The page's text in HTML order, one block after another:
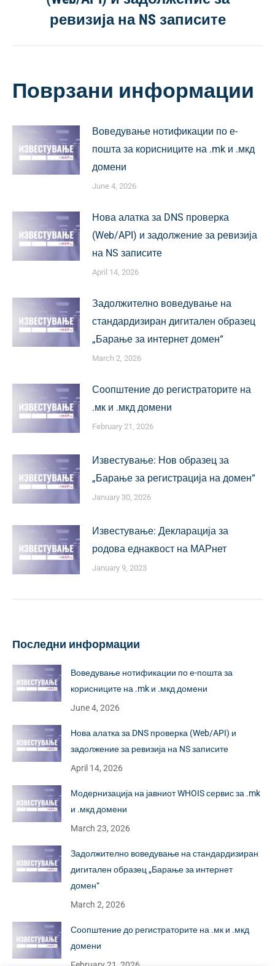
post:
ревизија на NS записите
Поврзани информации
Воведување нотификации по е-
пошта за корисниците на .mk и .мкд
домени
June 4, 2026
Нова алатка за DNS проверка
(Web/API) и задолжение за ревизија
на NS записите
April 14, 2026
Задолжително воведување на
стандардизиран дигитален образец
„Барање за интернет домен“
March 2, 2026
Соопштение до регистраторите на
.мк и .мкд домени
February 21, 2026
Известување: Нов образец за
„Барање за регистрација на домен“
January 30, 2026
Известување: Декларација за
родова еднаквост на МАРнет
January 9, 2023
Последни информации
Воведување нотификации по е-пошта за
корисниците на .mk и .мкд домени
June 4, 2026
Нова алатка за DNS проверка (Web/API) и
задолжение за ревизија на NS записите
April 14, 2026
Модернизација на јавниот WHOIS сервис за .mk
и .мкд домени
March 23, 2026
Задолжително воведување на стандардизиран
дигитален образец „Барање за интернет
домен“
March 2, 2026
Соопштение до регистраторите на .мк и .мкд
домени